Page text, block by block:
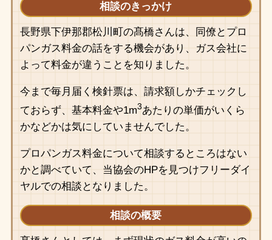
相談のきっかけ
長野県下伊那郡松川町の髙橋さんは、同僚とプロ
パンガス料金の話をする機会があり、ガス会社に
よって料金が違うことを知りました。
今まで毎月届く検針票は、請求額しかチェックし
ておらず、基本料金や1m3あたりの単価がいくら
かなどかは気にしていませんでした。
プロパンガス料金について相談するところはない
かと調べていて、当協会のHPを見つけフリーダイ
ヤルでの相談となりました。
相談の概要